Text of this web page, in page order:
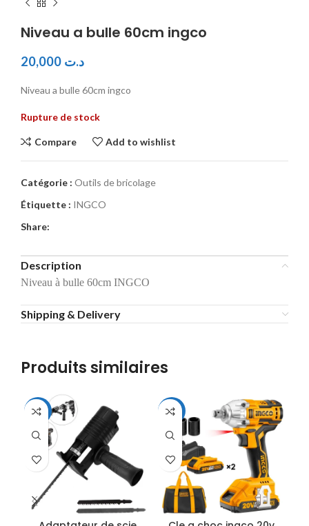
Niveau a bulle 60cm ingco
د.ت
Niveau a bulle 60cm ingco
Rupture de stock
Compare Add to wishlist
Catégorie : Outils de bricolage
Étiquette : INGCO
Share:
Description
Niveau à bulle 60cm INGCO
Shipping & Delivery
Produits similaires
-44% -20%